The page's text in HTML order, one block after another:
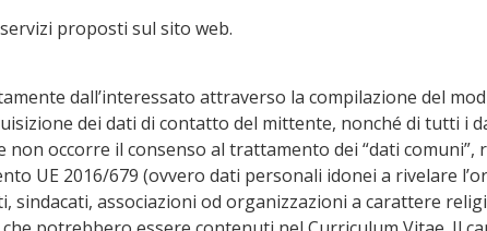
proposti sul sito web.
dall’interessato attraverso la compilazione del
dei dati di contatto del mittente, nonché di tutti i
non occorre il consenso al trattamento dei “dati
UE 2016/679 (ovvero dati personali idonei a rivelare
sindacati, associazioni od organizzazioni a carattere